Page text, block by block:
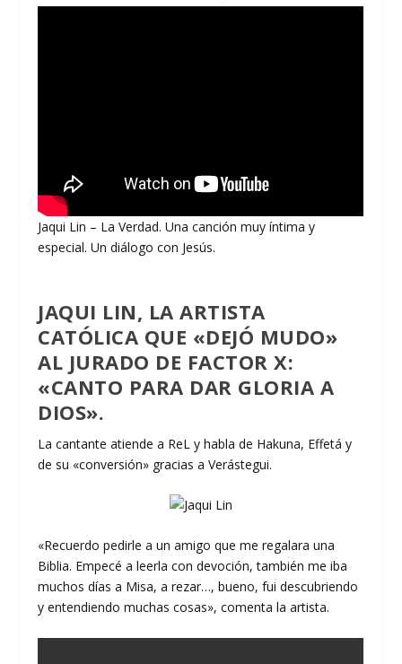
Jaqui Lin – La Verdad. Una canción muy íntima y
especial. Un diálogo con Jesús.
JAQUI LIN, LA ARTISTA
CATÓLICA QUE «DEJÓ MUDO»
AL JURADO DE FACTOR X:
«CANTO PARA DAR GLORIA A
DIOS».
La cantante atiende a ReL y habla de Hakuna, Effetá y
de su «conversión» gracias a Verástegui.
«Recuerdo pedirle a un amigo que me regalara una
Biblia. Empecé a leerla con devoción, también me iba
muchos días a Misa, a rezar…, bueno, fui descubriendo
y entendiendo muchas cosas», comenta la artista.